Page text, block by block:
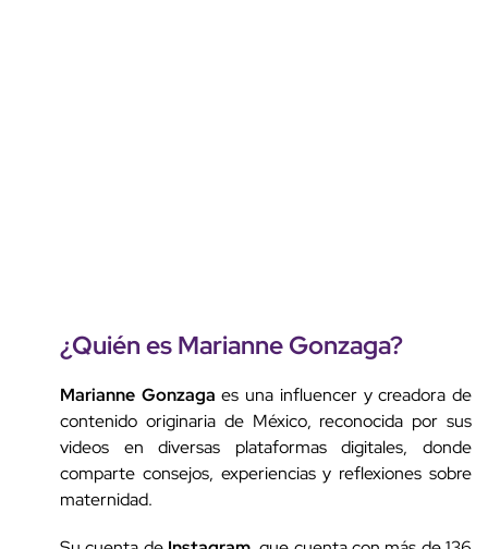
¿Quién es Marianne Gonzaga?
Marianne Gonzaga es una influencer y creadora de
contenido originaria de México, reconocida por sus
videos en diversas plataformas digitales, donde
comparte consejos, experiencias y reflexiones sobre
maternidad.